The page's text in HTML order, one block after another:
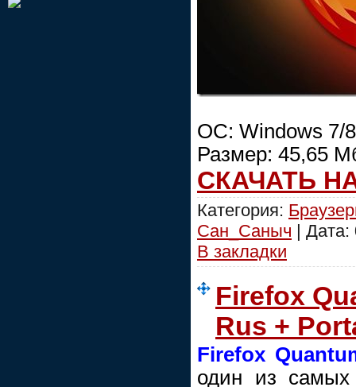
ОС: Windows 7/
Размер: 45,65
СКАЧАТЬ
Категория:
Сан_Саныч | Дата:
В закладки
Firefox
Rus +
Firefox
один из самых